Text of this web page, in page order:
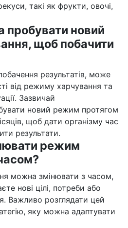
такі як фрукти, овочі,
пробувати новий
щоб побачити
результатів, може
від режиму харчування та
Зазвичай
новий режим протягом
щоб дати організму час
результати.
режим
можна змінювати з часом,
нові цілі, потреби або
Важливо розглядати цей
яку можна адаптувати